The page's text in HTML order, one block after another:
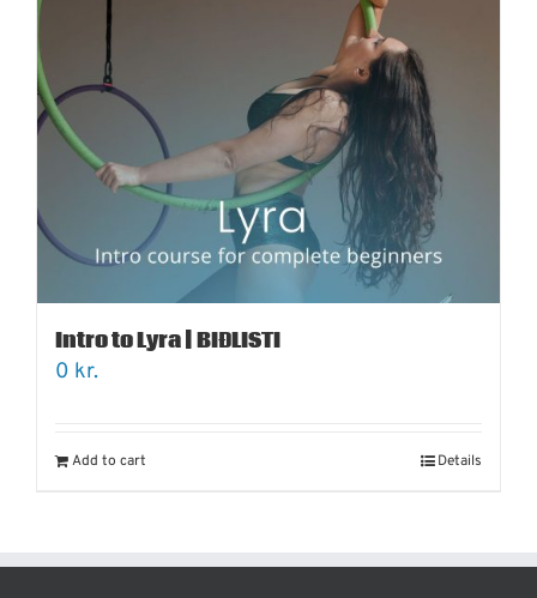
Intro to Lyra | BIÐLISTI
0 kr.
Add to cart Details